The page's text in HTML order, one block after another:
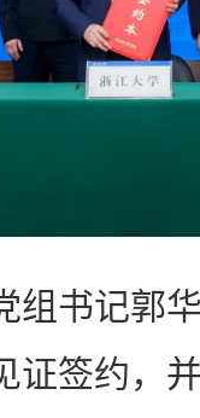
书记郭华
证签约，